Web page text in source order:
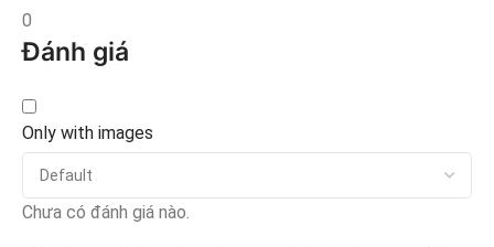
0
Đánh giá
Only with images
Chưa có đánh giá nào.